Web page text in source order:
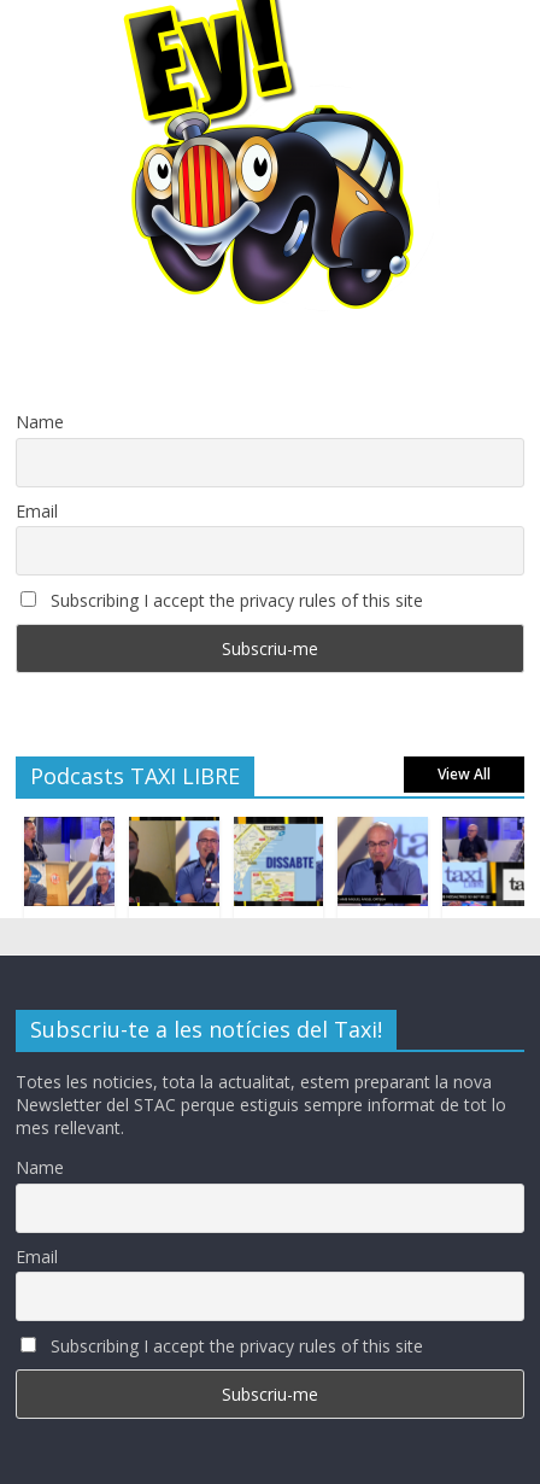
Name
Email
Subscribing I accept the privacy rules of this site
Podcasts TAXI LIBRE View All
Subscriu-te a les notícies del Taxi!
Totes les noticies, tota la actualitat, estem preparant la nova
Newsletter del STAC perque estiguis sempre informat de tot lo
mes rellevant.
Name
Email
Subscribing I accept the privacy rules of this site